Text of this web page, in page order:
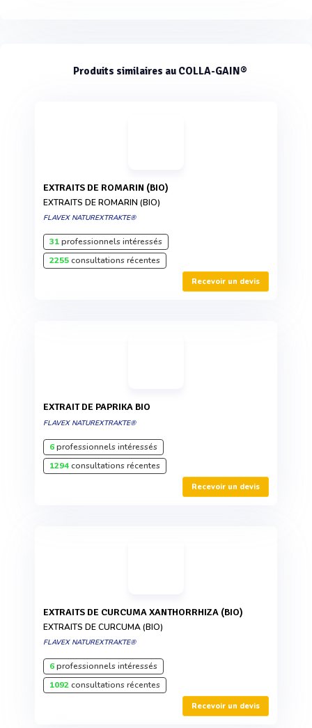
Produits similaires au COLLA-GAIN®
EXTRAITS DE ROMARIN (BIO)
EXTRAITS DE ROMARIN (BIO)
FLAVEX NATUREXTRAKTE®
31professionnels intéressés
2255consultations récentes
Recevoir un devis
EXTRAIT DE PAPRIKA BIO
FLAVEX NATUREXTRAKTE®
6professionnels intéressés
1294consultations récentes
Recevoir un devis
EXTRAITS DE CURCUMA XANTHORRHIZA (BIO)
EXTRAITS DE CURCUMA (BIO)
FLAVEX NATUREXTRAKTE®
6professionnels intéressés
1092consultations récentes
Recevoir un devis